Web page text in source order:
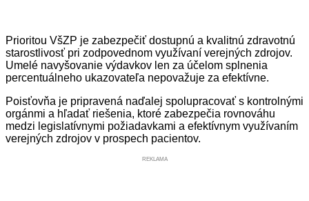
Prioritou VšZP je zabezpečiť dostupnú a kvalitnú zdravotnú
starostlivosť pri zodpovednom využívaní verejných zdrojov.
Umelé navyšovanie výdavkov len za účelom splnenia
percentuálneho ukazovateľa nepovažuje za efektívne.
Poisťovňa je pripravená naďalej spolupracovať s kontrolnými
orgánmi a hľadať riešenia, ktoré zabezpečia rovnováhu
medzi legislatívnymi požiadavkami a efektívnym využívaním
verejných zdrojov v prospech pacientov.
REKLAMA